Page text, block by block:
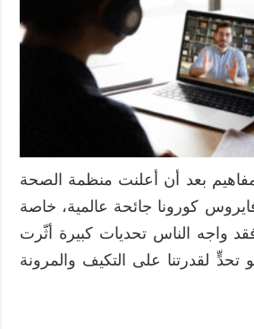
تقنية
لمعلمي
العربية
للناطقين
بغيرها
مغلقة
بعد أن أعلنت منظمة الصحة
فايروس كورونا جائحة عالمية، خاصة
واجه الناس تحديات كبيرة أثّرت
تحدٍّ لقدرتنا على التكيف والمرونة